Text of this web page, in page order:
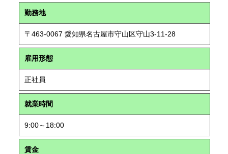
勤務地
〒463-0067 愛知県名古屋市守山区守山3-11-28
雇用形態
正社員
就業時間
9:00～18:00
賃金